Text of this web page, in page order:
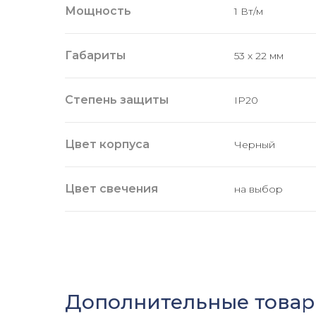
Мощность 1 Вт/м
Габариты 53 х 22 мм
Степень защиты IP20
Цвет корпуса Черный
Цвет свечения на выбор
Дополнительные